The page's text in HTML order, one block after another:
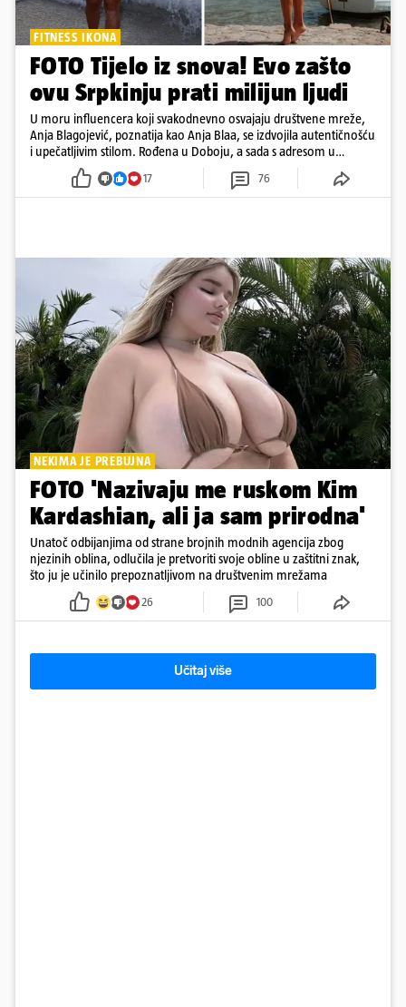
FITNESS IKONA
FOTO Tijelo iz snova! Evo zašto
ovu Srpkinju prati milijun ljudi
U moru influencera koji svakodnevno osvajaju društvene mreže,
Anja Blagojević, poznatija kao Anja Blaa, se izdvojila autentičnošću
i upečatljivim stilom. Rođena u Doboju, a sada s adresom u
Dubaiju, Anja je spoj glamura, discipline i mladenačke energije
17 76
NEKIMA JE PREBUJNA
FOTO 'Nazivaju me ruskom Kim
Kardashian, ali ja sam prirodna'
Unatoč odbijanjima od strane brojnih modnih agencija zbog
njezinih oblina, odlučila je pretvoriti svoje obline u zaštitni znak,
što ju je učinilo prepoznatljivom na društvenim mrežama
26 100
Učitaj više